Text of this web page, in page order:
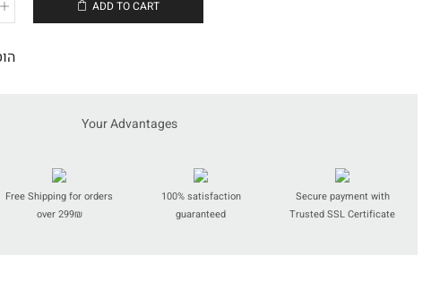
ADD TO CART
Your Advantages
Free Shipping for orders
over 299₪
100% satisfaction
guaranteed
Secure payment with
Trusted SSL Certificate